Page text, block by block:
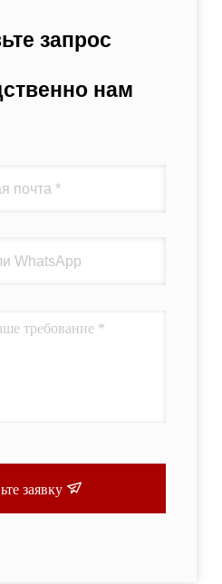
запрос
нам
заявку